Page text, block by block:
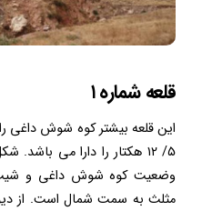
قلعه شماره ۱
این قلعه بیشتر کوه شوش داغی
۵/ ۱۲ هکتار را دارا می
وضعیت کوه شوش داغی و شیب
مثلث به سمت شمال است. از